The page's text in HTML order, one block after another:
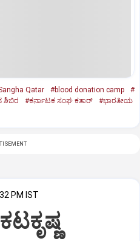
Qatar #blood donation camp
#
ಶಿಬಿರ #ಕರ್ನಾಟಕ ಸಂಘ ಕತಾರ್‌
#ಭಾರತೀಯ
PM IST